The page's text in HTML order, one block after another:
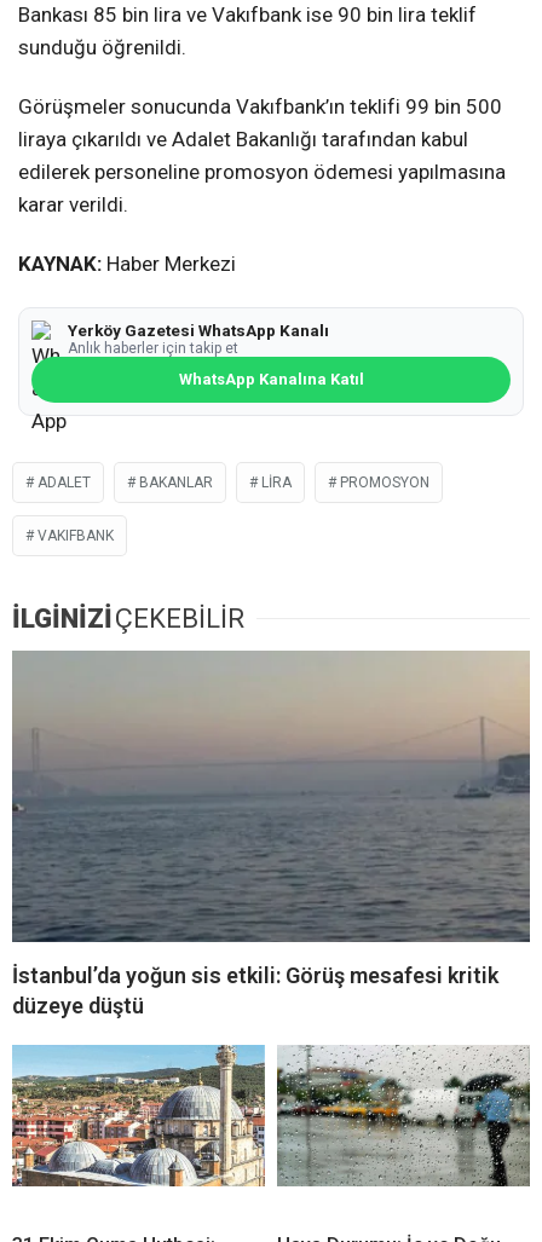
Bankası 85 bin lira ve Vakıfbank ise 90 bin lira teklif
sunduğu öğrenildi.
Görüşmeler sonucunda Vakıfbank’ın teklifi 99 bin 500
liraya çıkarıldı ve Adalet Bakanlığı tarafından kabul
edilerek personeline promosyon ödemesi yapılmasına
karar verildi.
KAYNAK: Haber Merkezi
Yerköy Gazetesi WhatsApp Kanalı
Anlık haberler için takip et
WhatsApp Kanalına Katıl
ADALET BAKANLAR LIRA PROMOSYON
VAKIFBANK
İLGİNİZİÇEKEBİLİR
İstanbul’da yoğun sis etkili: Görüş mesafesi kritik
düzeye düştü